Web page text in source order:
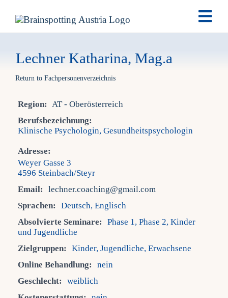
Lechner Katharina, Mag.a
Return to Fachpersonenverzeichnis
Region:
AT - Oberösterreich
Berufsbezeichnung:
Klinische Psychologin, Gesundheitspsychologin
Adresse:
Weyer Gasse 3
4596 Steinbach/Steyr
Email:
lechner.coaching@gmail.com
Sprachen:
Deutsch, Englisch
Absolvierte Seminare:
Phase 1, Phase 2, Kinder
und Jugendliche
Zielgruppen:
Kinder, Jugendliche, Erwachsene
Online Behandlung:
nein
Geschlecht:
weiblich